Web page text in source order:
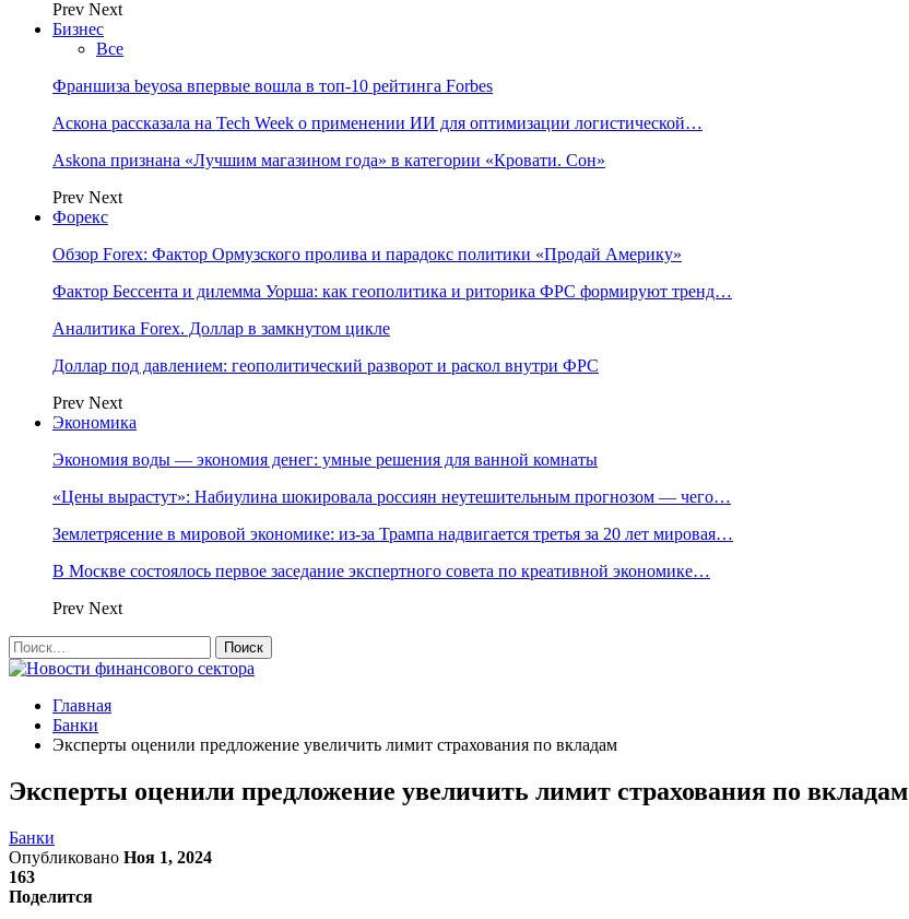
Prev Next
Бизнес
Все
Франшиза beyosa впервые вошла в топ-10 рейтинга Forbes
Аскона рассказала на Tech Week о применении ИИ для оптимизации логистической…
Askona признана «Лучшим магазином года» в категории «Кровати. Сон»
Prev Next
Форекс
Обзор Forex: Фактор Ормузского пролива и парадокс политики «Продай Америку»
Фактор Бессента и дилемма Уорша: как геополитика и риторика ФРС формируют тренд…
Аналитика Forex. Доллар в замкнутом цикле
Доллар под давлением: геополитический разворот и раскол внутри ФРС
Prev Next
Экономика
Экономия воды — экономия денег: умные решения для ванной комнаты
«Цены вырастут»: Набиулина шокировала россиян неутешительным прогнозом — чего…
Землетрясение в мировой экономике: из-за Трампа надвигается третья за 20 лет мировая…
В Москве состоялось первое заседание экспертного совета по креативной экономике…
Prev Next
Главная
Банки
Эксперты оценили предложение увеличить лимит страхования по вкладам
Эксперты оценили предложение увеличить лимит страхования по вкладам
Банки
Опубликовано Ноя 1, 2024
163
Поделится